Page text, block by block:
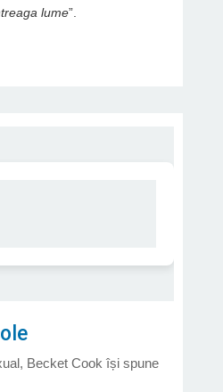
lume”.
Becket Cook își spune